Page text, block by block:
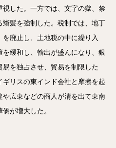
した。一方では、文字の獄、禁
髪を強制した。税制では、地丁
廃止し、土地税の中に繰り入
緩和し、輸出が盛んになり、銀
を独占させ、貿易を制限した
リスの東インド会社と摩擦を起
広東などの商人が清を出て東南
が増大した。